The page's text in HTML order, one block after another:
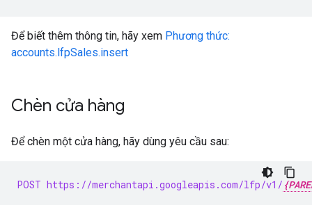
Để biết thêm thông tin, hãy xem Phương thức:
accounts.lfpSales.insert
Chèn cửa hàng
Để chèn một cửa hàng, hãy dùng yêu cầu sau:
POST https://merchantapi.googleapis.com/lfp/v1/